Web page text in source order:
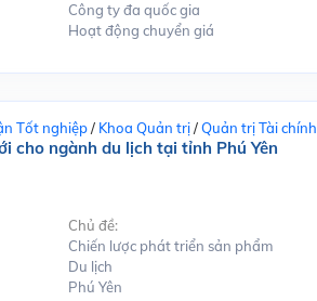
Công ty đa quốc gia
Hoạt động chuyển giá
Tốt nghiệp/ Khoa Quản trị/Quản trị Tài chính
cho ngành du lịch tại tỉnh Phú Yên
Chủ đề:
Chiến lược phát triển sản phẩm
Du lịch
Phú Yên